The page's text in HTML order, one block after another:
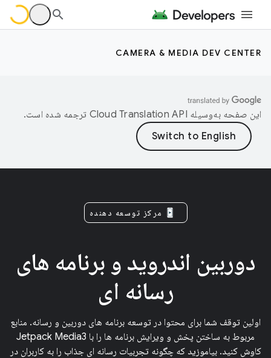
CAMERA & MEDIA DEV CENTER
این صفحه به‌وسیله ترجمه شده است.
مرکز توسعه دهنده
دوربین اندروید و برنامه های
رسانه ای
اولین توقف شما برای محتوا در توسعه برنامه های دوربین و رسانه. منابع
مربوط به ساختن پخش و ویرایش برنامه ها را با Jetpack Media3
کاوش کنید. بیاموزید که چگونه تجربیات رسانه ای جذاب را به کاربران در